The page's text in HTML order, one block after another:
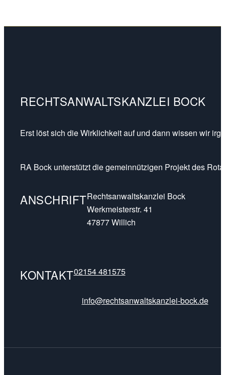
RECHTSANWALTSKANZLEI BOCK
Erst löst sich die Wirklichkeit auf und dann wissen wir
RA Bock unterstützt die gemeinnützigen Projekt des
ANSCHRIFTRechtsanwaltskanzlei Bock
Werkmeisterstr. 41
47877 Willich
KONTAKT02154 481575
info@rechtsanwaltskanzlei-bock.de